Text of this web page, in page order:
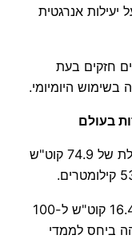
יעילות אנרגטית
חזקים בעת
היומיומי.
בעולם
הסוללה של XPENG P7+ מציעה קיבולת של 74.9 קוט"ש
צריכת האנרגיה הממוצעת עומדת על 16.4 קוט"ש ל-100
ביחס לממדי